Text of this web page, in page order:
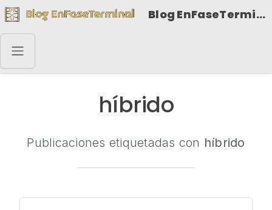
Blog EnFaseTerminal
híbrido
Publicaciones etiquetadas con híbrido